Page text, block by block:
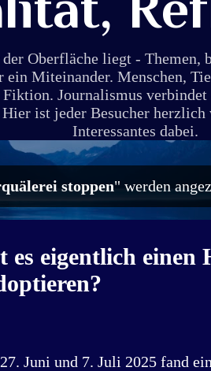
Oberfläche liegt - Themen,
Miteinander. Menschen,
Journalismus
ist jeder Besucher
Interessantes dabei.
stoppen" werden
eigentlich einen
Juni und 7. Juli 2025 fand